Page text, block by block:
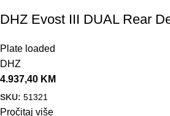
DHZ Evost III DUAL Rear
Plate loaded
DHZ
4.937,40 KM
SKU: 51321
Pročitaj više